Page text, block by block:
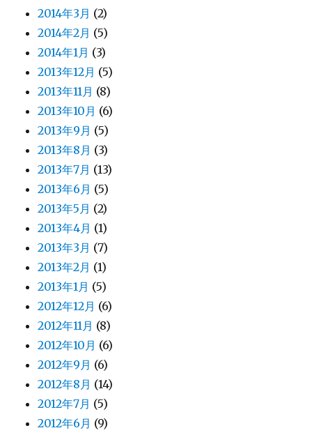
2014年3月 (2)
2014年2月 (5)
2014年1月 (3)
2013年12月 (5)
2013年11月 (8)
2013年10月 (6)
2013年9月 (5)
2013年8月 (3)
2013年7月 (13)
2013年6月 (5)
2013年5月 (2)
2013年4月 (1)
2013年3月 (7)
2013年2月 (1)
2013年1月 (5)
2012年12月 (6)
2012年11月 (8)
2012年10月 (6)
2012年9月 (6)
2012年8月 (14)
2012年7月 (5)
2012年6月 (9)